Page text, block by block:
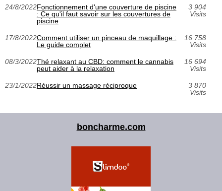
24/8/2022Fonctionnement d'une couverture de piscine
: Ce qu'il faut savoir sur les couvertures de
piscine
3 904
Visits
17/8/2022Comment utiliser un pinceau de maquillage :
Le guide complet
16 758
Visits
08/3/2022Thé relaxant au CBD: comment le cannabis
peut aider à la relaxation
16 694
Visits
23/1/2022Réussir un massage réciproque
3 870
Visits
boncharme.com